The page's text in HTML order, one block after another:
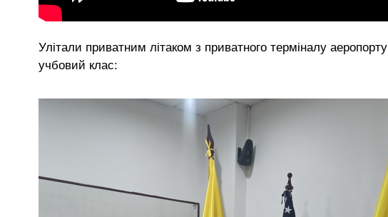
Улітали приватним літаком з приватного терміналу аеропорту
учбовий клас: